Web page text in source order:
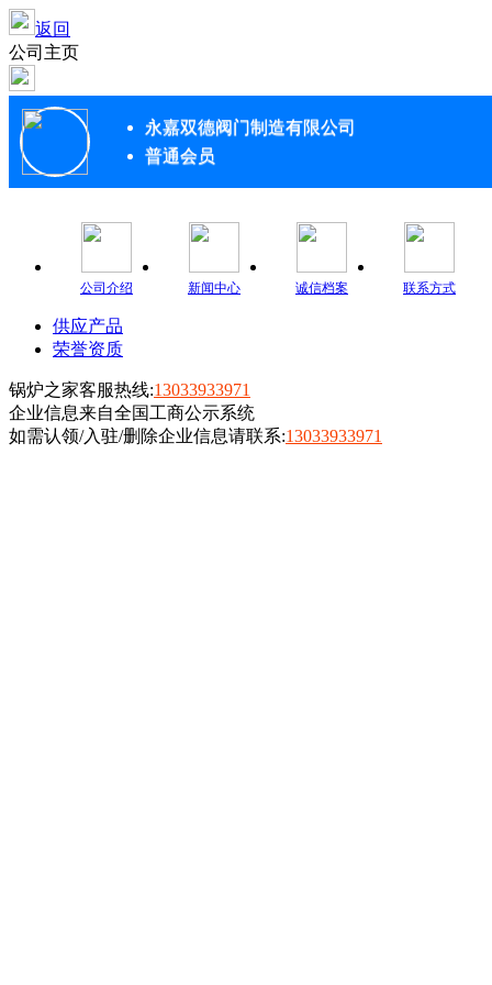
返回
公司主页
永嘉双德阀门制造有限公司
普通会员
公司介绍 新闻中心 诚信档案 联系方式
供应产品
荣誉资质
锅炉之家客服热线:13033933971
企业信息来自全国工商公示系统
如需认领/入驻/删除企业信息请联系:13033933971